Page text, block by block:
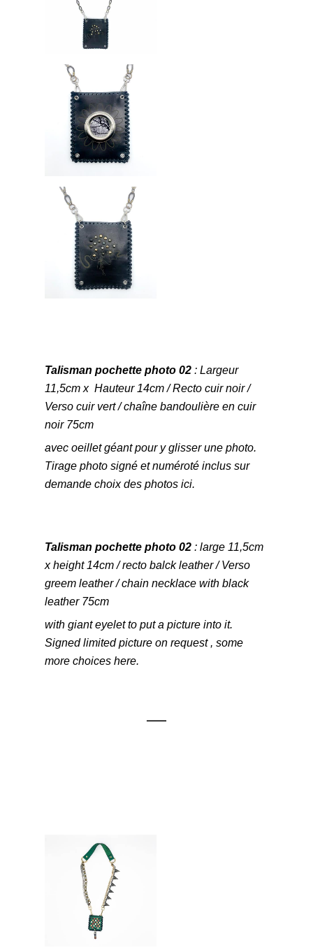
Talisman pochette photo 02 : Largeur
11,5cm x Hauteur 14cm / Recto cuir noir /
Verso cuir vert / chaîne bandoulière en cuir
noir 75cm
avec oeillet géant pour y glisser une photo.
Tirage photo signé et numéroté inclus sur
demande choix des photos ici.
Talisman pochette photo 02 : large 11,5cm
x height 14cm / recto balck leather / Verso
greem leather / chain necklace with black
leather 75cm
with giant eyelet to put a picture into it.
Signed limited picture on request , some
more choices here.